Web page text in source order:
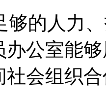
够的人力
办公室能
社会组织